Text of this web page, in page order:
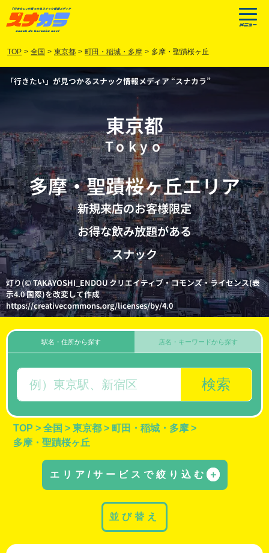
TOP > 全国 > 東京都 > 町田・稲城・多摩 > 多摩・聖蹟桜ヶ丘
「行きたい」が見つかるスナック情報メディア “スナカラ”
東京都
Tokyo
多摩・聖蹟桜ヶ丘エリア
新規来店のお客様限定
お得な飲み放題がある
スナック
灯り(© TAKAYOSHI_ENDOU クリエイティブ・コモンズ・ライセンス(表
示4.0 国際)を改変して作成
https://creativecommons.org/licenses/by/4.0
駅名・住所から探す
検索
店名・キーワードから探す
TOP > 全国 > 東京都 > 町田・稲城・多摩 >
多摩・聖蹟桜ヶ丘
エリア/サービスで絞り込む ＋
並び替え